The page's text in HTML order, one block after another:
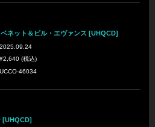
ベネット＆ビル・エヴァンス [UHQCD]
2025.09.24
¥2,640 (税込)
UCCO-46034
[UHQCD]